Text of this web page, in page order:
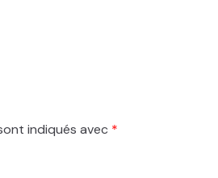
indiqués avec *